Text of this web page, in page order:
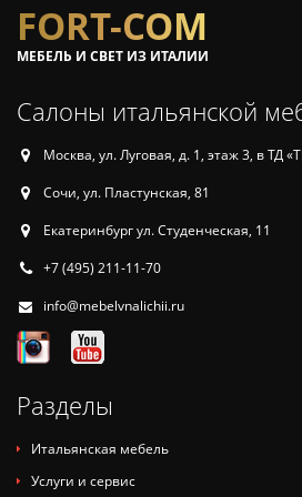
FORT-COM
МЕБЕЛЬ И СВЕТ ИЗ ИТАЛИИ
Салоны итальянской
Москва, ул. Луговая, д. 1, этаж 3, в ТД
Сочи, ул. Пластунская, 81
Екатеринбург ул. Студенческая, 11
+7 (495) 211-11-70
info@mebelvnalichii.ru
Разделы
Итальянская мебель
Услуги и сервис